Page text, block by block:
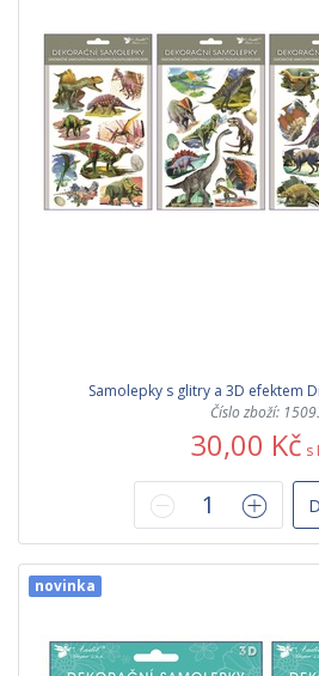
Samolepky s glitry a 3D efektem
Číslo zboží:
30,00 Kč s
novinka